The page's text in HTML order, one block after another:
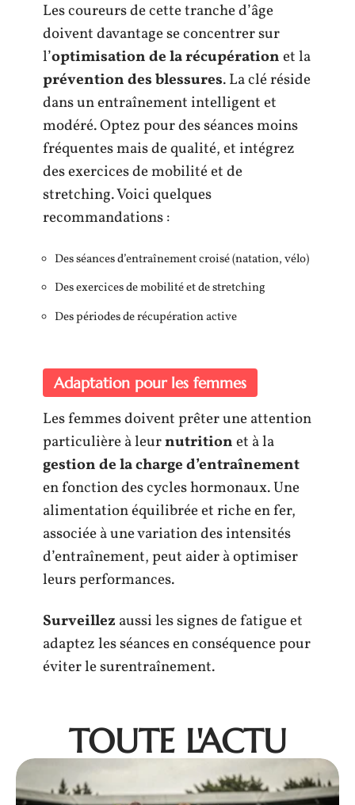
Les coureurs de cette tranche d’âge
doivent davantage se concentrer sur
l’optimisation de la récupérationet la
prévention des blessures. La clé réside
dans un entraînement intelligent et
modéré. Optez pour des séances moins
fréquentes mais de qualité, et intégrez
des exercices de mobilité et de
stretching. Voici quelques
recommandations :
Des séances d’entraînement croisé (natation, vélo)
Des exercices de mobilité et de stretching
Des périodes de récupération active
Adaptation pour les femmes
Les femmes doivent prêter une attention
particulière à leurnutritionet à la
gestion de la charge d’entraînement
en fonction des cycles hormonaux. Une
alimentation équilibrée et riche en fer,
associée à une variation des intensités
d’entraînement, peut aider à optimiser
leurs performances.
Surveillez aussi les signes de fatigue et
adaptez les séances en conséquence pour
éviter le surentraînement.
TOUTE L'ACTU